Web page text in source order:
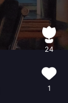
24
1